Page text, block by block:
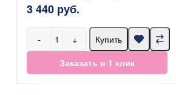
3 440 руб.
- +
Купить
Заказать в 1 клик